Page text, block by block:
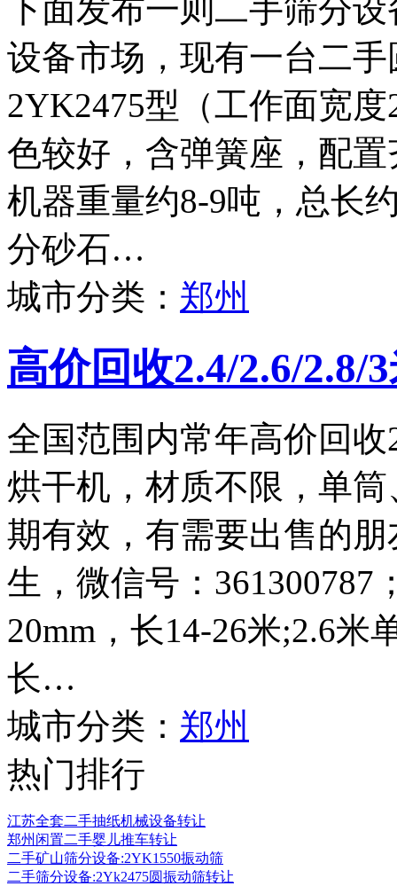
下面发布一则二手筛分
设备市场，现有一台二
2YK2475型（工作面宽
色较好，含弹簧座，配
机器重量约8-9吨，总长
分砂石…
城市分类： 郑州
高价回收2.4/2.6/2.8/
全国范围内常年高价回收
烘干机，材质不限，单
期有效，有需要出售的朋
生，微信号：361300787
20mm，长14-26米;2.6米
长…
城市分类： 郑州
热门排行
江苏全套二手抽纸机械设备转让
郑州闲置二手婴儿推车转让
二手矿山筛分设备:2YK1550振动筛
二手筛分设备:2Yk2475圆振动筛转让